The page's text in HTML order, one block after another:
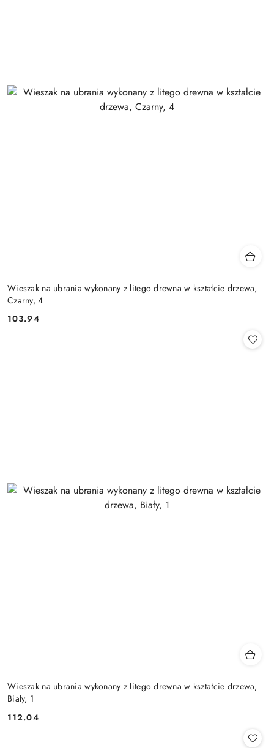
Wieszak na ubrania wykonany z litego drewna w kształcie drzewa,
Czarny, 4
Cena:
103.94
Wieszak na ubrania wykonany z litego drewna w kształcie drzewa,
Biały, 1
Cena:
112.04